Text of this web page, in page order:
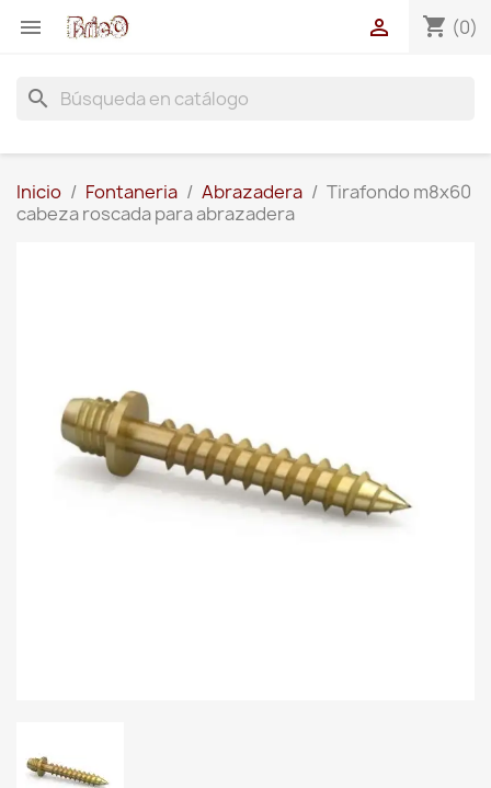
 shopping_cart (0)

search
Inicio Fontaneria Abrazadera
Tirafondo m8x60
cabeza roscada para abrazadera